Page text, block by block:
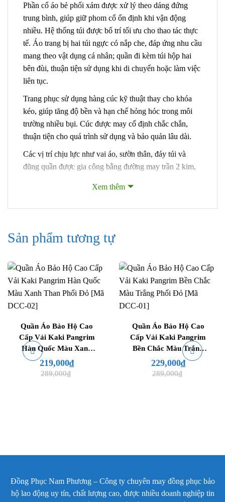
Phần cổ áo bẻ phối xám được xử lý theo dáng đứng
trung bình, giúp giữ phom cổ ổn định khi vận động
nhiều. Hệ thống túi được bố trí tối ưu cho thao tác thực
tế. Áo trang bị hai túi ngực có nắp che, đáp ứng nhu cầu
mang theo vật dụng cá nhân; quần đi kèm túi hộp hai
bên đùi, thuận tiện sử dụng khi di chuyển hoặc làm việc
liên tục.
Trang phục sử dụng hàng cúc kỹ thuật thay cho khóa
kéo, giúp tăng độ bền và hạn chế hỏng hóc trong môi
trường nhiều bụi. Cúc được may cố định chắc chắn,
thuận tiện cho quá trình sử dụng và bảo quản lâu dài.
Các vị trí chịu lực như vai áo, sườn thân, đáy túi và
đũng quần được gia công bằng đường may trần 2 kim,
làm việc cường độ cao. Chất vải Kaki dày tạo cảm giác
DCC-04 sử dụng vải Kaki Nam Định – dòng vải truyền
thống được đánh giá cao về độ dày, độ bền và khả năng
chịu ma sát. Bề mặt vải chắc, ít xù lông, phù hợp cho
các ngành nghề cần trang phục lao động sử dụng lâu
đồng phục duy trì hình ảnh đồng bộ.
Thông số kỹ thuật sản phẩm:
Hạng mục
Túi Túi ngực nắp che, túi hộp quần
Xem thêm
Sản phẩm tương tự
Quần Áo Bảo Hộ Cao
Cấp Vải Kaki Pangrim
Hàn Quốc Màu Xanh
Than Phối Đỏ [Mã DCC-
02]
219,000₫
289,000₫
Quần Áo Bảo Hộ Cao
Cấp Vải Kaki Pangrim
Bền Chắc Màu Trắng
Phối Đỏ [Mã DCC-01]
229,000₫
289,000₫
Đồng Phục Nam Phương – Công ty chuyên may đồng phục bảo
hộ lao động uy tín, chất lượng cao, được nhiều doanh nghiệp tin